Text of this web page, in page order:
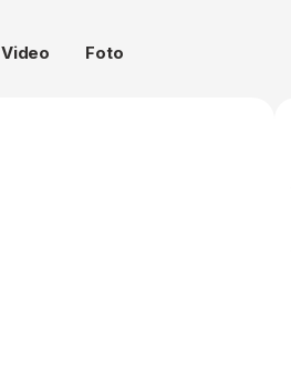
Video Foto